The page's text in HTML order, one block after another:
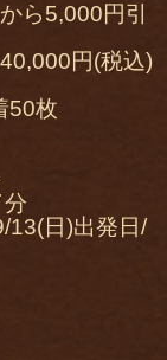
ら5,000円引
円(税込)
50枚
13(日)出発日/